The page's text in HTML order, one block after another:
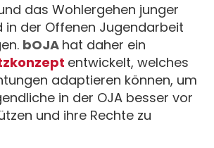
das Wohlergehen junger
in der Offenen Jugendarbeit
bOJA hat daher ein
entwickelt, welches
adaptieren können, um
in der OJA besser vor
und ihre Rechte zu